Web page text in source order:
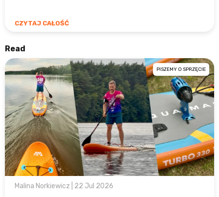
CZYTAJ CAŁOŚĆ
Read
PISZEMY O SPRZĘCIE
Malina Norkiewicz | 22 Jul 2026